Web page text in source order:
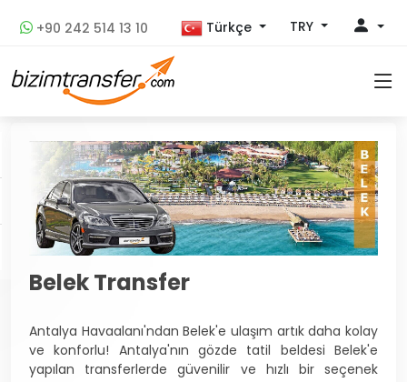
+90 242 514 13 10 Türkçe TRY
Belek Transfer
Antalya Havaalanı'ndan Belek'e ulaşım artık daha kolay
ve konforlu! Antalya'nın gözde tatil beldesi Belek'e
yapılan transferlerde güvenilir ve hızlı bir seçenek